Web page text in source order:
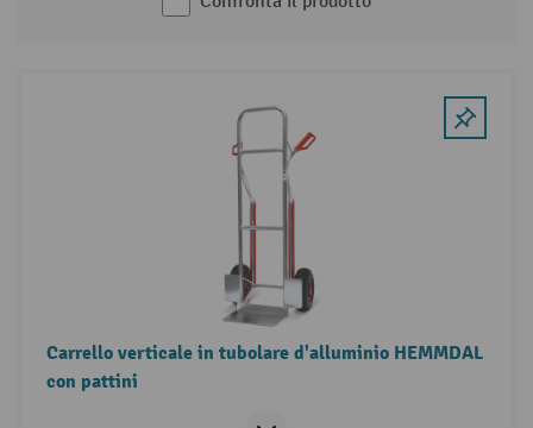
Carrello verticale in tubolare d'alluminio HEMMDAL
con pattini